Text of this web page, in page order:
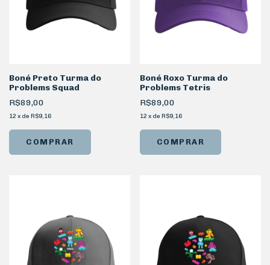
Boné Preto Turma do
Problems Squad
R$89,00
12 x de R$9,16
Boné Roxo Turma do
Problems Tetris
R$89,00
12 x de R$9,16